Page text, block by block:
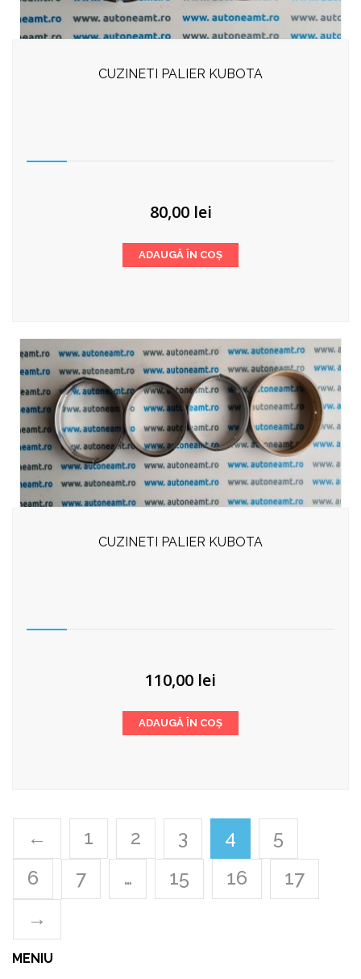
CUZINETI PALIER KUBOTA
80,00 lei
ADAUGĂ ÎN COȘ
CUZINETI PALIER KUBOTA
110,00 lei
ADAUGĂ ÎN COȘ
← 1 2 3 4
5
6
7 … 15 16
17
→
MENIU